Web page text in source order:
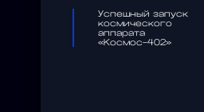
Успешный запуск
космического
аппарата
«Космос-402»